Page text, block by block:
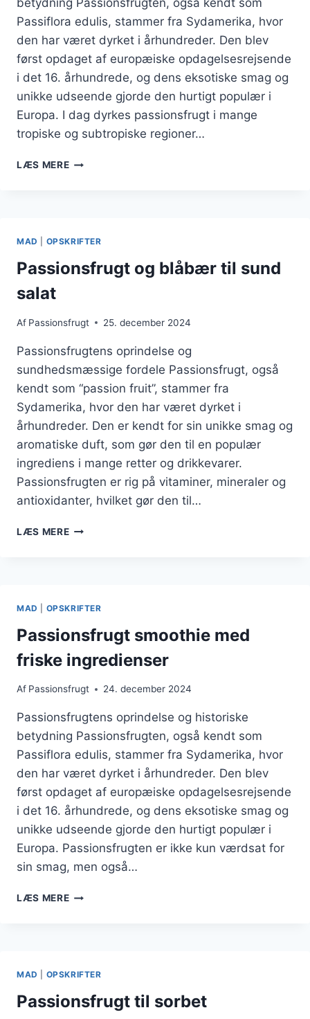
betydning Passionsfrugten, også kendt som
Passiflora edulis, stammer fra Sydamerika, hvor
den har været dyrket i århundreder. Den blev
først opdaget af europæiske opdagelsesrejsende
i det 16. århundrede, og dens eksotiske smag og
unikke udseende gjorde den hurtigt populær i
Europa. I dag dyrkes passionsfrugt i mange
tropiske og subtropiske regioner…
LÆS MEREPASSIONSFRUGT
MAD OPSKRIFTER
Passionsfrugt og blåbær til sund
salat
Af Passionsfrugt 25. december 2024
Passionsfrugtens oprindelse og
sundhedsmæssige fordele Passionsfrugt, også
kendt som “passion fruit”, stammer fra
Sydamerika, hvor den har været dyrket i
århundreder. Den er kendt for sin unikke smag og
aromatiske duft, som gør den til en populær
ingrediens i mange retter og drikkevarer.
Passionsfrugten er rig på vitaminer, mineraler og
antioxidanter, hvilket gør den til…
LÆS MEREPASSIONSFRUGT
MAD OPSKRIFTER
Passionsfrugt smoothie med
friske ingredienser
Af Passionsfrugt 24. december 2024
Passionsfrugtens oprindelse og historiske
betydning Passionsfrugten, også kendt som
Passiflora edulis, stammer fra Sydamerika, hvor
den har været dyrket i århundreder. Den blev
først opdaget af europæiske opdagelsesrejsende
i det 16. århundrede, og dens eksotiske smag og
unikke udseende gjorde den hurtigt populær i
Europa. Passionsfrugten er ikke kun værdsat for
sin smag, men også…
LÆS MEREPASSIONSFRUGT
MAD OPSKRIFTER
Passionsfrugt til sorbet